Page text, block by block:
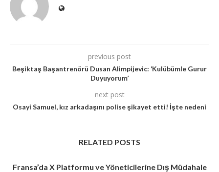
previous post
Beşiktaş Başantrenörü Dusan Alimpijevic: ‘Kulübümle Gurur
Duyuyorum’
next post
Osayi Samuel, kız arkadaşını polise şikayet etti! İşte nedeni
RELATED POSTS
Fransa’da X Platformu ve Yöneticilerine Dış Müdahale